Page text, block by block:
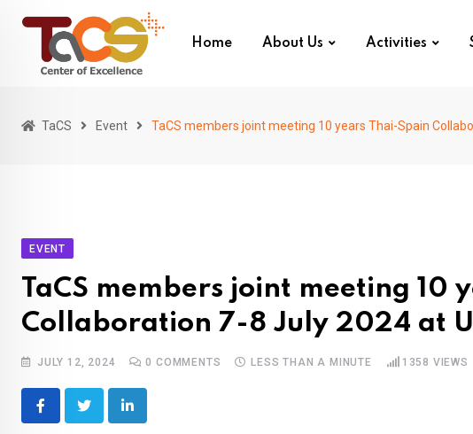
content
Home About Us Activities
TaCS Event TaCS members joint meeting 10 years Thai-Spain
EVENT
TaCS members joint meeting 10
Collaboration 7-8 July 2024 at
JULY 12, 2024 0 COMMENTS LESS THAN A MINUTE 1358 VIEWS
LinkedIn